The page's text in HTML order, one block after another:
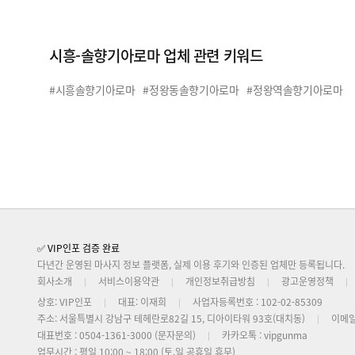
시흥-솔향기아로마 업체 관련 키워드
#시흥솔향기아로마 #정왕동솔향기아로마 #정왕역솔향기아로마
✅ VIP인포 검증 완료
다년간 운영된 마사지 정보 플랫폼, 실제 이용 후기와 인증된 업체만 등록됩니다.
회사소개
서비스이용약관 개인정보취급방침 광고운영정책
상호: VIP인포
대표: 이재희
사업자등록번호 : 102-02-85309
주소: 서울특별시 강남구 테헤란로82길 15, 디아이타워 93호(대치동)
이메
대표번호 : 0504-1361-3000 (문자문의)
카카오톡 : vipgunma
업무시간 : 평일 10:00 ~ 18:00 (토,일 공휴일 휴무)